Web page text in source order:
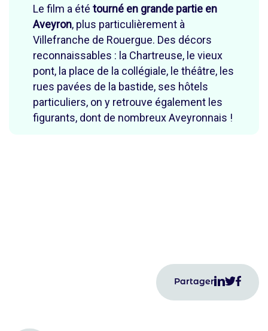
Le film a été tourné en grande partie en
Aveyron, plus particulièrement à
Villefranche de Rouergue. Des décors
reconnaissables : la Chartreuse, le vieux
pont, la place de la collégiale, le théâtre, les
rues pavées de la bastide, ses hôtels
particuliers, on y retrouve également les
figurants, dont de nombreux Aveyronnais !
Partager